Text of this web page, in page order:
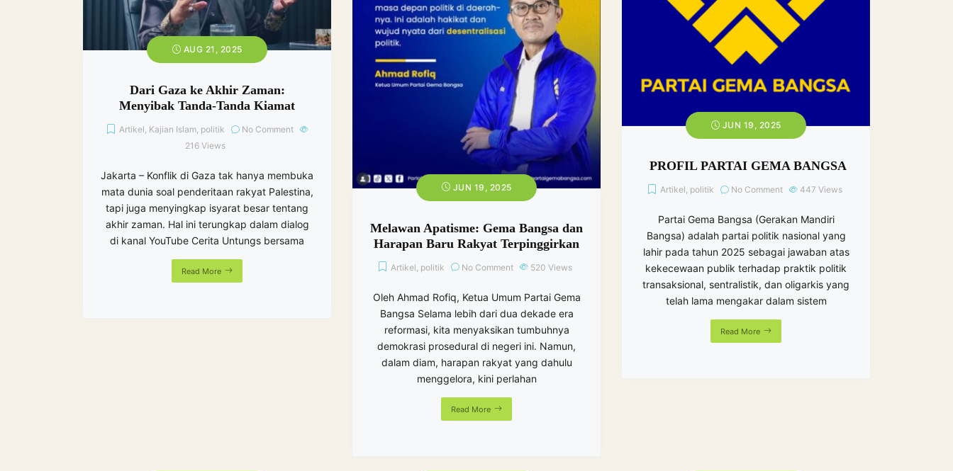
AUG 21, 2025
Dari Gaza ke Akhir Zaman:
Menyibak Tanda-Tanda Kiamat
Artikel, Kajian Islam, politik
No Comment
216 Views
Jakarta – Konflik di Gaza tak hanya membuka
mata dunia soal penderitaan rakyat Palestina,
tapi juga menyingkap isyarat besar tentang
akhir zaman. Hal ini terungkap dalam dialog
di kanal YouTube Cerita Untungs bersama
Read More
JUN 19, 2025
Melawan Apatisme: Gema Bangsa dan
Harapan Baru Rakyat Terpinggirkan
Artikel politik No Comment 520 Views
Oleh Ahmad Rofiq, Ketua Umum Partai Gema
Bangsa Selama lebih dari dua dekade era
reformasi, kita menyaksikan tumbuhnya
demokrasi prosedural di negeri ini. Namun,
dalam diam, harapan rakyat yang dahulu
menggelora, kini perlahan
Read More
JUN 19, 2025
PROFIL PARTAI GEMA BANGSA
Artikel, politik No Comment 447 Views
Partai Gema Bangsa (Gerakan Mandiri
Bangsa) adalah partai politik nasional yang
lahir pada tahun 2025 sebagai jawaban atas
kekecewaan publik terhadap praktik politik
transaksional, sentralistik, dan oligarkis yang
telah lama mengakar dalam sistem
Read More